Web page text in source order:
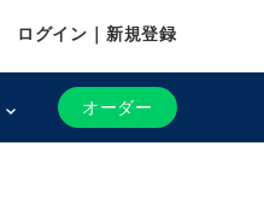
ログイン｜新規登録
オーダー